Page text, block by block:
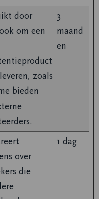
door
om een
zoals
bieden
3
maand
en
over
die
1 dag